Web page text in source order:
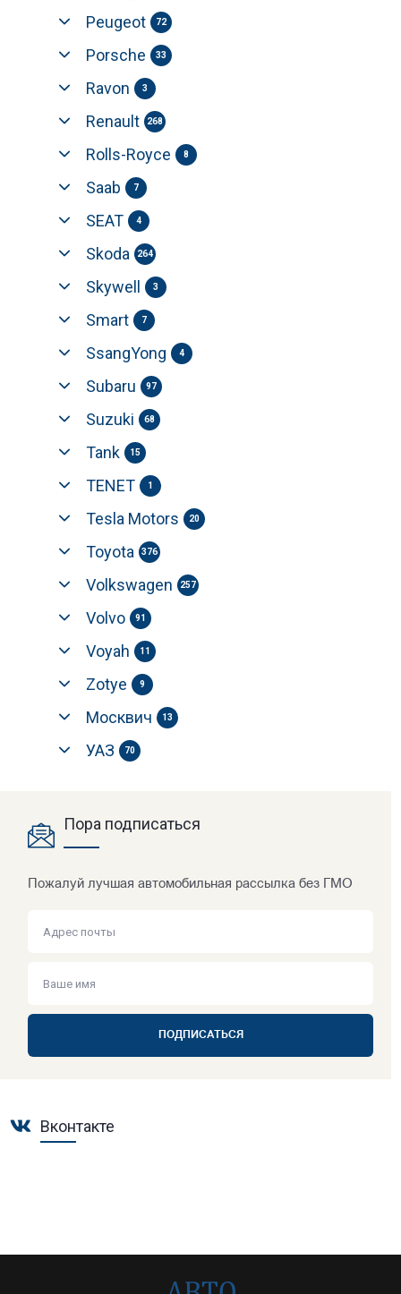
Peugeot 72
Porsche 33
Ravon 3
Renault 268
Rolls-Royce 8
Saab 7
SEAT 4
Skoda 264
Skywell 3
Smart 7
SsangYong 4
Subaru 97
Suzuki 68
Tank 15
TENET 1
Tesla Motors 20
Toyota 376
Volkswagen 257
Volvo 91
Voyah 11
Zotye 9
Москвич 13
УАЗ 70
Пора подписаться
Пожалуй лучшая автомобильная рассылка без ГМО
ПОДПИСАТЬСЯ
Вконтакте